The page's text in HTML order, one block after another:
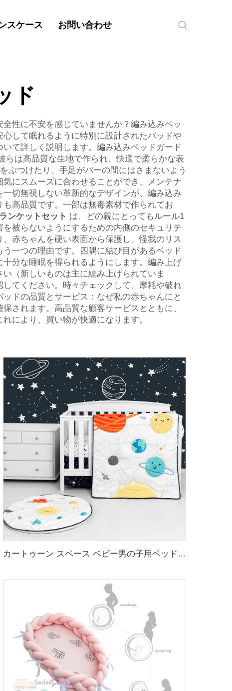
スケース お問い合わせ
ド
性に不安を感じていませんか？編み込みベッ
して眠れるように特別に設計されたパッドや
て詳しく説明します。編み込みベッドガード
は高品質な生地で作られ、快適で柔らかな表
ぶつけたり、手足がバーの間にはさまないよう
にスムーズに合わせることができ、メンテナ
切無視しない革新的なデザインが、編み込み
高品質です。一部は無毒素材で作られてお
ンケットセット は、どの親にとってもルール1
被らないようにするための内側のセキュリテ
赤ちゃんを硬い表面から保護し、怪我のリス
一つの理由です。四隅に結び目があるベッド
分な睡眠を得られるようにします。編み上げ
（新しいものは主に編み上げられていま
てください。時々チェックして、摩耗や破れ
ドの品質とサービス：なぜ私の赤ちゃんにと
されます。高品質な顧客サービスとともに、
により、買い物が快適になります。
カートゥーン スペース ベビー男の子用ベッドセット 3ピース コットベビーベッド寝具セット